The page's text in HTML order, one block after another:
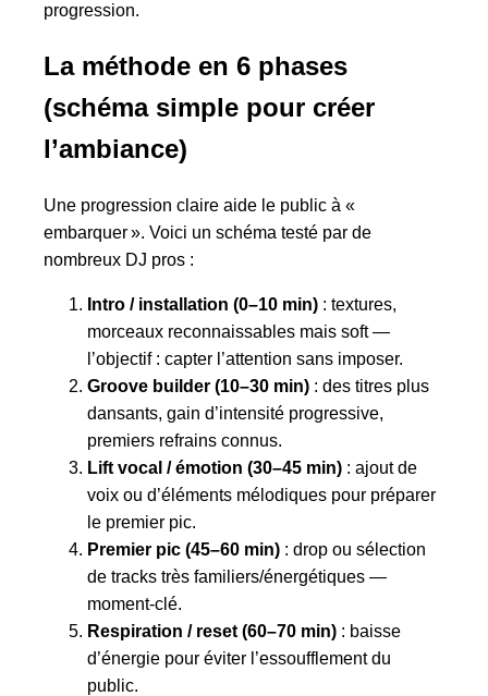
progression.
La méthode en 6 phases
(schéma simple pour créer
l’ambiance)
Une progression claire aide le public à «
embarquer ». Voici un schéma testé par de
nombreux DJ pros :
Intro / installation (0–10 min) : textures,
morceaux reconnaissables mais soft —
l’objectif : capter l’attention sans imposer.
Groove builder (10–30 min) : des titres plus
dansants, gain d’intensité progressive,
premiers refrains connus.
Lift vocal / émotion (30–45 min) : ajout de
voix ou d’éléments mélodiques pour préparer
le premier pic.
Premier pic (45–60 min) : drop ou sélection
de tracks très familiers/énergétiques —
moment-clé.
Respiration / reset (60–70 min) : baisse
d’énergie pour éviter l’essoufflement du
public.